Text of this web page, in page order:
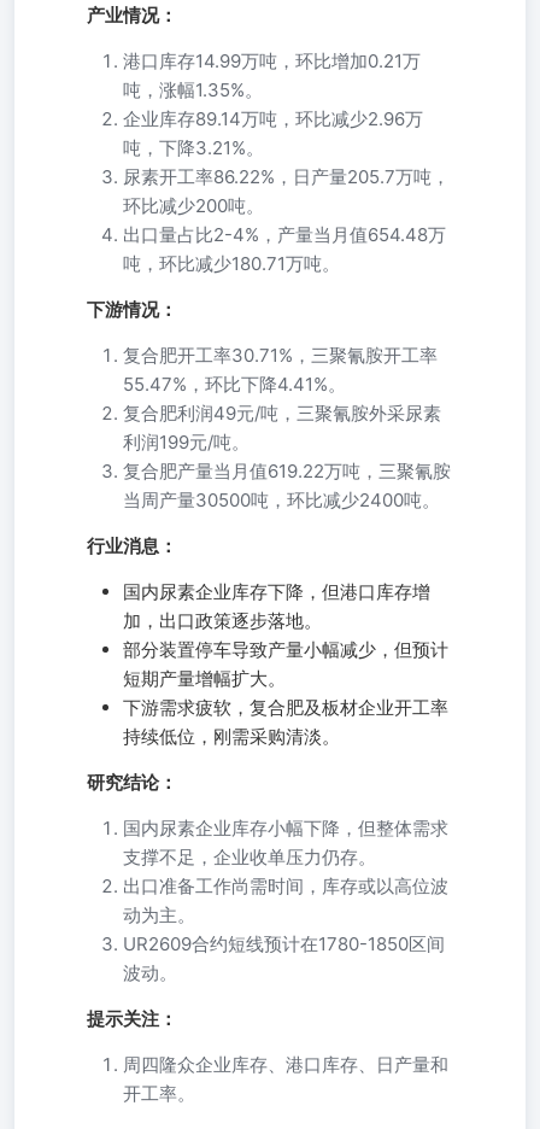
产业情况：
港口库存14.99万吨，环比增加0.21万
吨，涨幅1.35%。
企业库存89.14万吨，环比减少2.96万
吨，下降3.21%。
尿素开工率86.22%，日产量205.7万吨，
环比减少200吨。
出口量占比2-4%，产量当月值654.48万
吨，环比减少180.71万吨。
下游情况：
复合肥开工率30.71%，三聚氰胺开工率
55.47%，环比下降4.41%。
复合肥利润49元/吨，三聚氰胺外采尿素
利润199元/吨。
复合肥产量当月值619.22万吨，三聚氰胺
当周产量30500吨，环比减少2400吨。
行业消息：
国内尿素企业库存下降，但港口库存增
加，出口政策逐步落地。
部分装置停车导致产量小幅减少，但预计
短期产量增幅扩大。
下游需求疲软，复合肥及板材企业开工率
持续低位，刚需采购清淡。
研究结论：
国内尿素企业库存小幅下降，但整体需求
支撑不足，企业收单压力仍存。
出口准备工作尚需时间，库存或以高位波
动为主。
UR2609合约短线预计在1780-1850区间
波动。
提示关注：
周四隆众企业库存、港口库存、日产量和
开工率。